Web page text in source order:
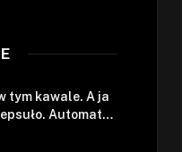
tym kawale. A ja
Automat